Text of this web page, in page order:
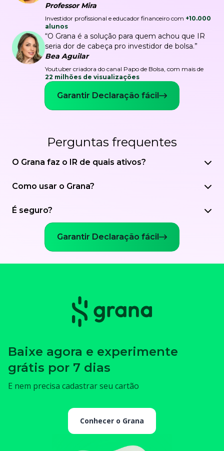
Professor Mira
Investidor profissional e educador financeiro com +10.000
alunos
“O Grana é a solução para quem achou que IR
seria dor de cabeça pro investidor de bolsa.”
Bea Aguilar
Youtuber criadora do canal Papo de Bolsa, com mais de
22 milhões de visualizações
Garantir Declaração fácil
Perguntas frequentes
O Grana faz o IR de quais ativos?
Como usar o Grana?
É seguro?
Garantir Declaração fácil
Baixe agora e experimente
grátis por 7 dias
E nem precisa cadastrar seu cartão
Conhecer o Grana